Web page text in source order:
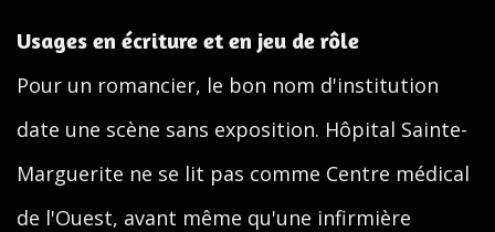
Usages en écriture et en jeu de rôle
Pour un romancier, le bon nom d'institution
date une scène sans exposition. Hôpital Sainte-
Marguerite ne se lit pas comme Centre médical
de l'Ouest, avant même qu'une infirmière